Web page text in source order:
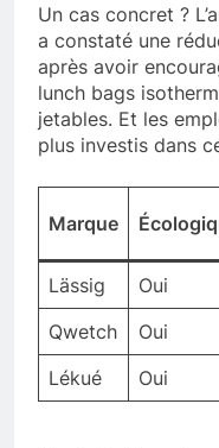
Un cas concret ?
a constaté une
après avoir
lunch bags
jetables. Et les
plus investis dans
Marque
Lässig Oui
Qwetch
Oui
Lékué
Oui